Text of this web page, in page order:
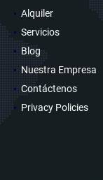
Alquiler
Servicios
Blog
Nuestra Empresa
Contáctenos
Privacy Policies